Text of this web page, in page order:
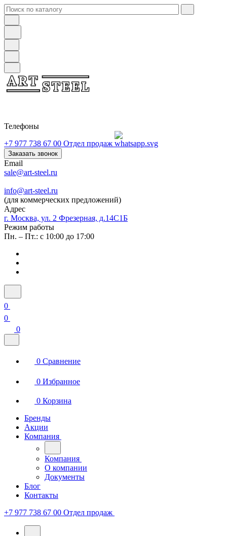
Телефоны
+7 977 738 67 00 Отдел продаж
Заказать звонок
Email
sale@art-steel.ru
info@art-steel.ru
(для коммерческих предложений)
Адрес
г. Москва, ул. 2 Фрезерная, д.14С1Б
Режим работы
Пн. – Пт.: с 10:00 до 17:00
0
0
0
0 Сравнение
0 Избранное
0 Корзина
Бренды
Акции
Компания
Компания
О компании
Документы
Блог
Контакты
+7 977 738 67 00 Отдел продаж